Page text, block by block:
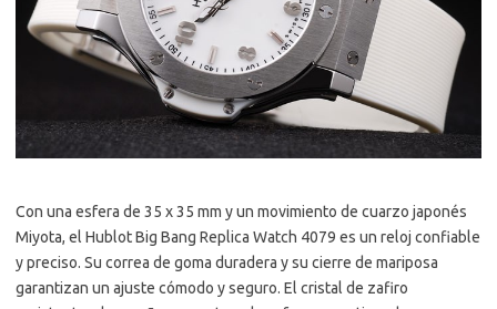
Con una esfera de 35 x 35 mm y un movimiento de cuarzo japonés
Miyota, el Hublot Big Bang Replica Watch 4079 es un reloj confiable
y preciso. Su correa de goma duradera y su cierre de mariposa
garantizan un ajuste cómodo y seguro. El cristal de zafiro